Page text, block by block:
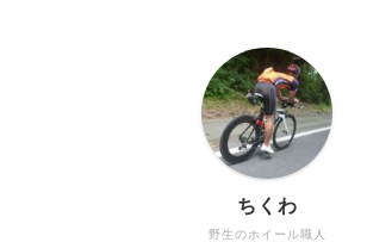
野生のホイール職人
ちくわ